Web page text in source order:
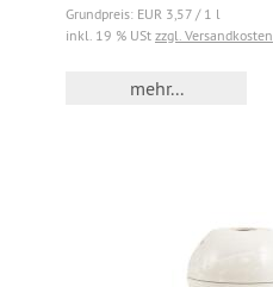
Grundpreis: EUR 3,57 / 1 l
inkl. 19 % USt zzgl. Versandkosten
mehr...